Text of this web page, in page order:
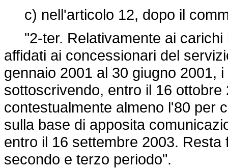
c) nell'articolo 12, dopo il
"2-ter. Relativamente ai carichi
affidati ai concessionari del
gennaio 2001 al 30 giugno 2001,
sottoscrivendo, entro il 16
contestualmente almeno l'80 per
sulla base di apposita
entro il 16 settembre 2003.
secondo e terzo periodo".